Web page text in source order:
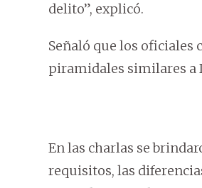
delito”, explicó.
Señaló que los
piramidales similares a
En las charlas se
requisitos, las